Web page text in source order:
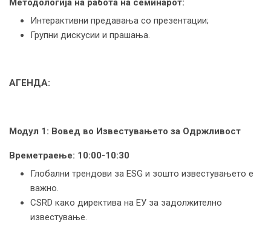
Методологија на работа на семинарот:
Интерактивни предавања со презентации;
Групни дискусии и прашања.
АГЕНДА:
Модул 1: Вовед во Известувањето за Одржливост
Времетраење: 10:00-10:30
Глобални трендови за ESG и зошто известувањето е
важно.
CSRD како директива на ЕУ за задолжително
известување.